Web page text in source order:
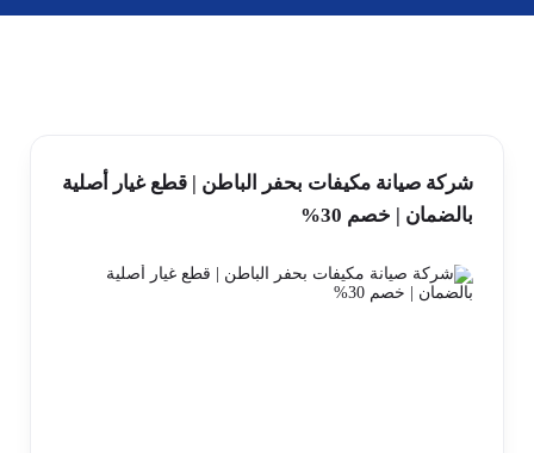
شركة صيانة مكيفات بحفر الباطن | قطع غيار أصلية
بالضمان | خصم 30%